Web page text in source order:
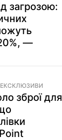
загрозою:
—
ЕКСКЛЮЗИВИ
зброї для